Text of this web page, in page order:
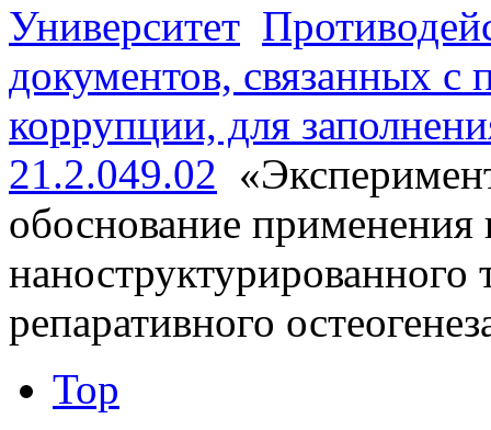
Университет
документов, связанных с
коррупции, для
21.2.049.02
обоснование применения
репаративного
Top